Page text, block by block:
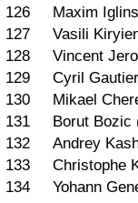
126 Maxim
127 Vasili
128 Vincent
129 Cyril Gautier
130 Mikael
131 Borut Bozic
132 Andrey
133 Christophe
134 Yohann